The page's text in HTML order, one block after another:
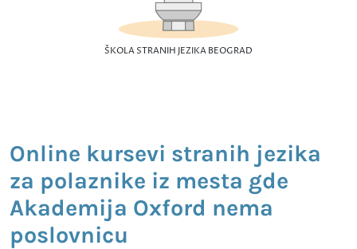
ŠKOLA STRANIH JEZIKA BEOGRAD
Online kursevi stranih jezika
za polaznike iz mesta gde
Akademija Oxford nema
poslovnicu